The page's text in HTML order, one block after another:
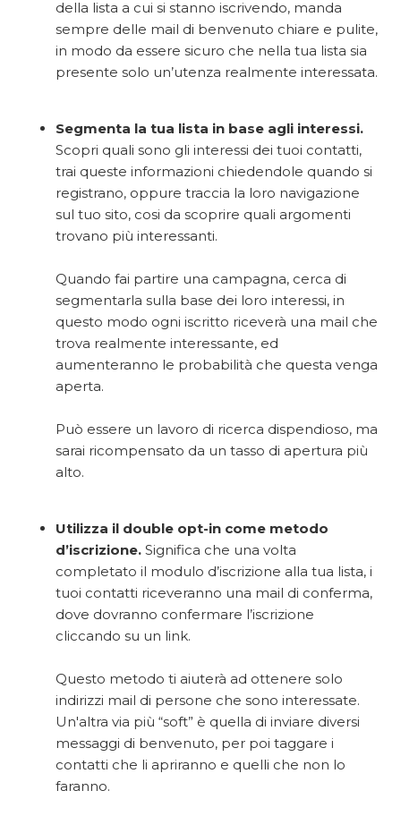
della lista a cui si stanno iscrivendo, manda
sempre delle mail di benvenuto chiare e pulite,
in modo da essere sicuro che nella tua lista sia
presente solo un’utenza realmente interessata.
Segmenta la tua lista in base agli interessi.
Scopri quali sono gli interessi dei tuoi contatti,
trai queste informazioni chiedendole quando si
registrano, oppure traccia la loro navigazione
sul tuo sito, cosi da scoprire quali argomenti
trovano più interessanti.
Quando fai partire una campagna, cerca di
segmentarla sulla base dei loro interessi, in
questo modo ogni iscritto riceverà una mail che
trova realmente interessante, ed
aumenteranno le probabilità che questa venga
aperta.
Può essere un lavoro di ricerca dispendioso, ma
sarai ricompensato da un tasso di apertura più
alto.
Utilizza il double opt-in come metodo
d’iscrizione.Significa che una volta
completato il modulo d’iscrizione alla tua lista, i
tuoi contatti riceveranno una mail di conferma,
dove dovranno confermare l’iscrizione
cliccando su un link.
Questo metodo ti aiuterà ad ottenere solo
indirizzi mail di persone che sono interessate.
Un'altra via più “soft” è quella di inviare diversi
messaggi di benvenuto, per poi taggare i
contatti che li apriranno e quelli che non lo
faranno.